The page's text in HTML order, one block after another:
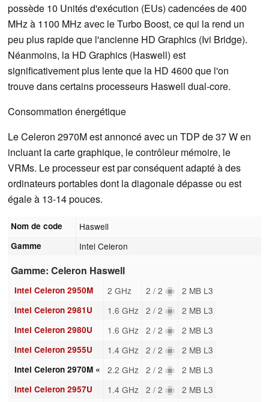
possède 10 Unités d'exécution (EUs) cadencées de 400
MHz à 1100 MHz avec le Turbo Boost, ce qui la rend un
peu plus rapide que l'ancienne HD Graphics (Ivi Bridge).
Néanmoins, la HD Graphics (Haswell) est
significativement plus lente que la HD 4600 que l'on
trouve dans certains processeurs Haswell dual-core.
Consommation énergétique
Le Celeron 2970M est annoncé avec un TDP de 37 W en
incluant la carte graphique, le contrôleur mémoire, le
VRMs. Le processeur est par conséquent adapté à des
ordinateurs portables dont la diagonale dépasse ou est
égale à 13-14 pouces.
Nom de code Haswell
Gamme Intel Celeron
Gamme: Celeron Haswell
Intel Celeron 2950M 2 GHz 2 / 2 2 MB L3
Intel Celeron 2981U 1.6 GHz 2 / 2 2 MB L3
Intel Celeron 2980U 1.6 GHz 2 / 2 2 MB L3
Intel Celeron 2955U 1.4 GHz 2 / 2 2 MB L3
Intel Celeron 2970M « 2.2 GHz 2 / 2 2 MB L3
Intel Celeron 2957U 1.4 GHz 2 / 2 2 MB L3